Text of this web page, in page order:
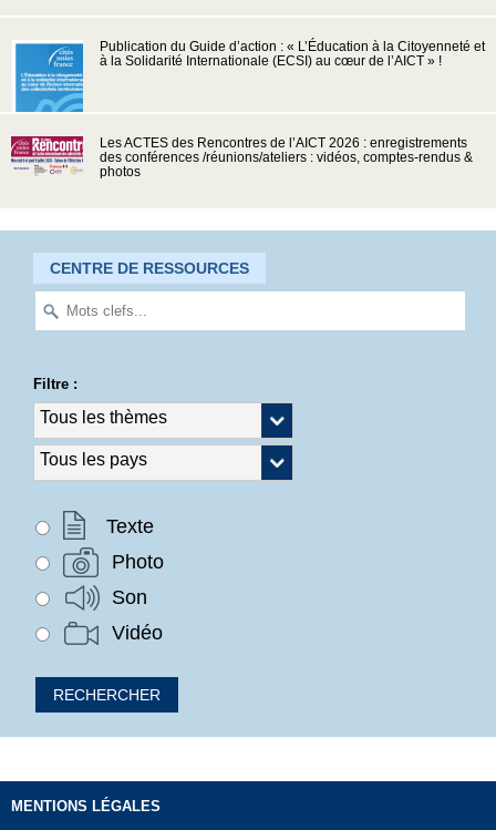
Publication du Guide d’action : « L’Éducation à la Citoyenneté et
à la Solidarité Internationale (ECSI) au cœur de l’AICT » !
Les ACTES des Rencontres de l’AICT 2026 : enregistrements
des conférences /réunions/ateliers : vidéos, comptes-rendus &
photos
CENTRE DE RESSOURCES
Filtre :
Texte
Photo
Son
Vidéo
MENTIONS LÉGALES